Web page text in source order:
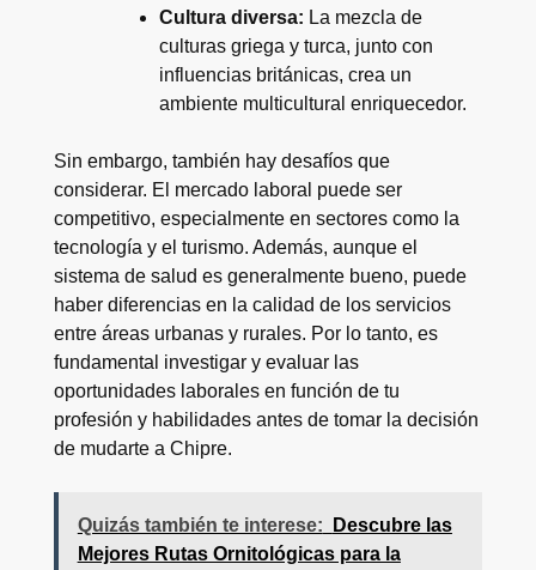
Cultura diversa: La mezcla de
culturas griega y turca, junto con
influencias británicas, crea un
ambiente multicultural enriquecedor.
Sin embargo, también hay desafíos que
considerar. El mercado laboral puede ser
competitivo, especialmente en sectores como la
tecnología y el turismo. Además, aunque el
sistema de salud es generalmente bueno, puede
haber diferencias en la calidad de los servicios
entre áreas urbanas y rurales. Por lo tanto, es
fundamental investigar y evaluar las
oportunidades laborales en función de tu
profesión y habilidades antes de tomar la decisión
de mudarte a Chipre.
Quizás también te interese:
Descubre las
Mejores Rutas Ornitológicas para la